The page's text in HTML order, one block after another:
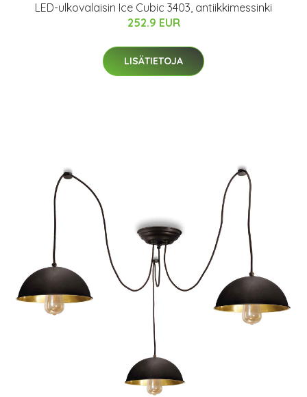
LED-ulkovalaisin Ice Cubic 3403, antiikkimessinki
252.9 EUR
LISÄTIETOJA